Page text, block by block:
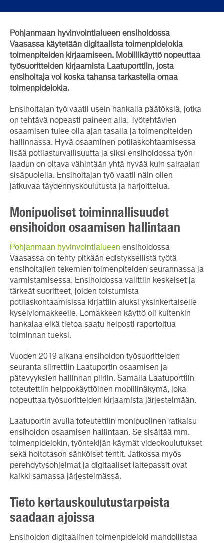
Pohjanmaan hyvinvointialueen ensihoidossa
Vaasassa käytetään digitaalista toimenpidelokia
toimenpiteiden kirjaamiseen. Mobiilikäyttö nopeuttaa
työsuoritteiden kirjaamista Laatuporttiin, josta
ensihoitaja voi koska tahansa tarkastella omaa
toimenpidelokia.
Ensihoitajan työ vaatii usein hankalia päätöksiä, jotka
on tehtävä nopeasti paineen alla. Työtehtävien
osaamisen tulee olla ajan tasalla ja toimenpiteiden
hallinnassa. Hyvä osaaminen potilaskohtaamisessa
lisää potilasturvallisuutta ja siksi ensihoidossa työn
laadun on oltava vähintään yhtä hyvää kuin sairaalan
sisäpuolella. Ensihoitajan työ vaatii näin ollen
jatkuvaa täydennyskoulutusta ja harjoittelua.
Monipuoliset toiminnallisuudet
ensihoidon osaamisen hallintaan
Pohjanmaan hyvinvointialueen ensihoidossa
Vaasassa on tehty pitkään edistyksellistä työtä
ensihoitajien tekemien toimenpiteiden seurannassa ja
varmistamisessa. Ensihoidossa valittiin keskeiset ja
tärkeät suoritteet, joiden toistumista
potilaskohtaamisissa kirjattiin aluksi yksinkertaiselle
kyselylomakkeelle. Lomakkeen käyttö oli kuitenkin
hankalaa eikä tietoa saatu helposti raportoitua
toiminnan tueksi.
Vuoden 2019 aikana ensihoidon työsuoritteiden
seuranta siirrettiin Laatuportin osaamisen ja
pätevyyksien hallinnan piiriin. Samalla Laatuporttiin
toteutettiin helppokäyttöinen mobiilinäkymä, joka
nopeuttaa työsuoritteiden kirjaamista järjestelmään.
Laatuportin avulla toteutettiin monipuolinen ratkaisu
ensihoidon osaamisen hallintaan. Se sisältää mm.
toimenpidelokin, työntekijän käymät videokoulutukset
sekä hoitotason sähköiset tentit. Jatkossa myös
perehdytysohjelmat ja digitaaliset laitepassit ovat
kaikki samassa järjestelmässä.
Tieto kertauskoulutustarpeista
saadaan ajoissa
Ensihoidon digitaalinen toimenpideloki mahdollistaa